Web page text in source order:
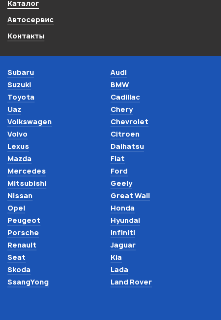
Каталог
Автосервис
Контакты
Audi
BMW
Cadillac
Chery
Chevrolet
Citroen
Daihatsu
Fiat
Ford
Geely
Great Wall
Honda
Hyundai
Infiniti
Jaguar
Kia
Lada
Land Rover
Lexus
Mazda
Mercedes
Mitsubishi
Nissan
Opel
Peugeot
Porsche
Renault
Seat
Skoda
SsangYong
Subaru
Suzuki
Toyota
Uaz
Volkswagen
Volvo